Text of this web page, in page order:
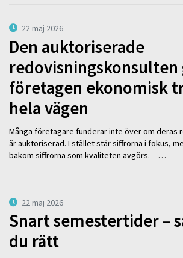
22 maj 2026
Den auktoriserade
redovisningskonsulten
företagen ekonomisk
hela vägen
Många företagare funderar inte över om deras
är auktoriserad. I stället står siffrorna i fokus,
bakom siffrorna som kvaliteten avgörs. – …
22 maj 2026
Snart semestertider –
du rätt